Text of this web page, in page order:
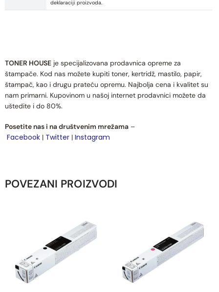
deklaraciji proizvoda.
TONER HOUSE je specijalizovana prodavnica opreme za
štampače. Kod nas možete kupiti toner, kertridž, mastilo, papir,
štampač, kao i drugu prateću opremu. Najbolja cena i kvalitet su
nam primarni. Kupovinom u našoj internet prodavnici možete da
uštedite i do 80%.
Posetite nas i na društvenim mrežama –
Facebook | Twitter | Instagram
POVEZANI PROIZVODI